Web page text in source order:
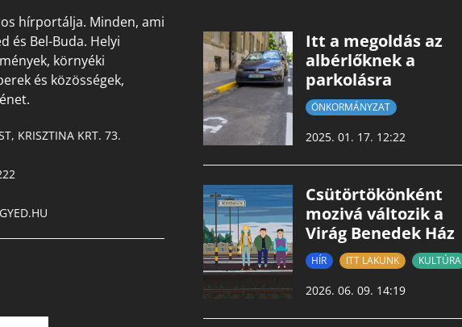
hírportálja. Minden, ami
és Bel-Buda. Helyi
környéki
és közösségek,
KRISZTINA KRT. 73.
Itt a megoldás az
albérlőknek a
parkolásra
ÖNKORMÁNYZAT
2025. 01. 17. 12:22
Csütörtökönként
mozivá változik a
Virág Benedek Ház
HÍR ITT LAKUNK KULTÚRA
2026. 06. 09. 14:19